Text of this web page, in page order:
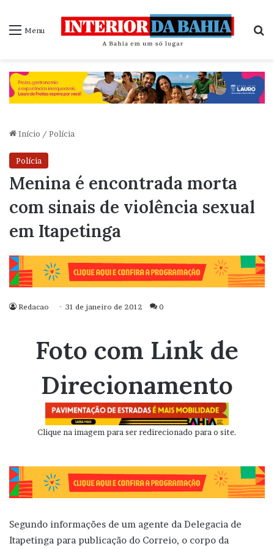
Menu
Início / Polícia
Polícia
Menina é encontrada morta
com sinais de violência sexual
em Itapetinga
Redacao 31 de janeiro de 2012 0
Foto com Link de
Direcionamento
Clique na imagem para ser redirecionado para o site.
Segundo informações de um agente da Delegacia de
Itapetinga para publicação do Correio, o corpo da